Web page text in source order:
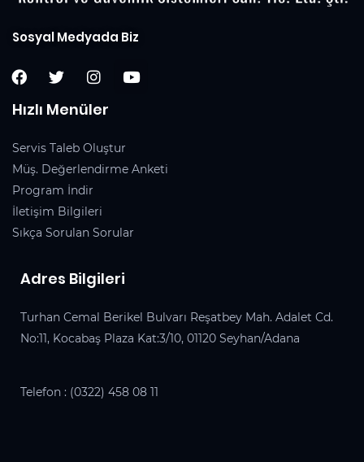
Sosyal Medyada Biz
Hızlı Menüler
Servis Taleb Oluştur
Müş. Değerlendirme Anketi
Program İndir
İletişim Bilgileri
Sıkça Sorulan Sorular
Adres Bilgileri
Turhan Cemal Berikel Bulvarı Reşatbey Mah. Adalet Cd.
No:11, Kocabaş Plaza Kat:3/10, 01120 Seyhan/Adana
Telefon : (0322) 458 08 11